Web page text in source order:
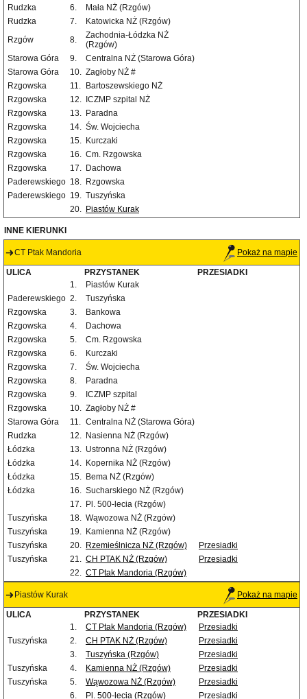
Rudzka
6.
Mała NŻ (Rzgów)
Rudzka
7.
Katowicka NŻ (Rzgów)
Rzgów
8.
Zachodnia-Łódzka NŻ
(Rzgów)
Starowa Góra
9.
Centralna NŻ (Starowa Góra)
Starowa Góra
10. Zagłoby NŻ #
Rzgowska
11.
Bartoszewskiego NŻ
Rzgowska
12.
ICZMP szpital NŻ
Rzgowska
13. Paradna
Rzgowska
14. Św. Wojciecha
Rzgowska
15. Kurczaki
Rzgowska
16. Cm. Rzgowska
Rzgowska
17. Dachowa
Paderewskiego 18. Rzgowska
Paderewskiego 19. Tuszyńska
20. Piastów Kurak
INNE KIERUNKI
CT Ptak Mandoria Pokaż na mapie
ULICA PRZYSTANEK
PRZESIADKI
1.
Piastów Kurak
Paderewskiego 2.
Tuszyńska
Rzgowska
3.
Bankowa
Rzgowska
4.
Dachowa
Rzgowska
5.
Cm. Rzgowska
Rzgowska
6.
Kurczaki
Rzgowska
7.
Św. Wojciecha
Rzgowska
8.
Paradna
Rzgowska
9.
ICZMP szpital
Rzgowska
10. Zagłoby NŻ #
Starowa Góra
11. Centralna NŻ (Starowa Góra)
Rudzka
12. Nasienna NŻ (Rzgów)
Łódzka
13. Ustronna NŻ (Rzgów)
Łódzka
14. Kopernika NŻ (Rzgów)
Łódzka
15. Bema NŻ (Rzgów)
Łódzka
16. Sucharskiego NŻ (Rzgów)
17. Pl. 500-lecia (Rzgów)
Tuszyńska
18. Wąwozowa NŻ (Rzgów)
Tuszyńska
19. Kamienna NŻ (Rzgów)
Tuszyńska
20. Rzemieślnicza NŻ (Rzgów)
Przesiadki
Tuszyńska
21. CH PTAK NŻ (Rzgów)
Przesiadki
22. CT Ptak Mandoria (Rzgów)
Piastów Kurak Pokaż na mapie
ULICA PRZYSTANEK
PRZESIADKI
1.
CT Ptak Mandoria (Rzgów)
Przesiadki
Tuszyńska
2. CH PTAK NŻ (Rzgów)
Przesiadki
3.
Tuszyńska (Rzgów)
Przesiadki
Tuszyńska
4. Kamienna NŻ (Rzgów)
Przesiadki
Tuszyńska
5. Wąwozowa NŻ (Rzgów)
Przesiadki
6.
Pl. 500-lecia (Rzgów) Przesiadki